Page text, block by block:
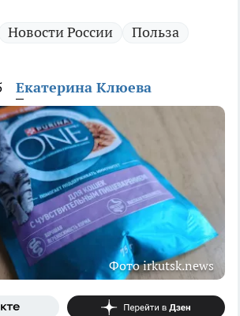
Новости России Польза
Екатерина Клюева
Фото irkutsk.news